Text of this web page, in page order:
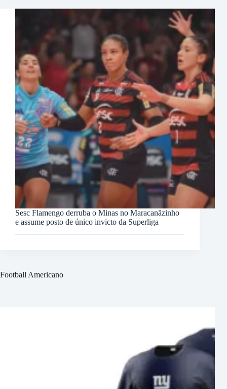
Sesc Flamengo derruba o Minas no Maracanãzinho
e assume posto de único invicto da Superliga
Football Americano